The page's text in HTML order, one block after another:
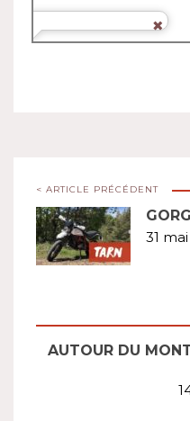
< ARTICLE PRÉCÉDENT
31
AUTOUR DU